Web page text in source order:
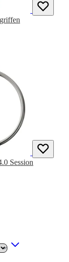
Session